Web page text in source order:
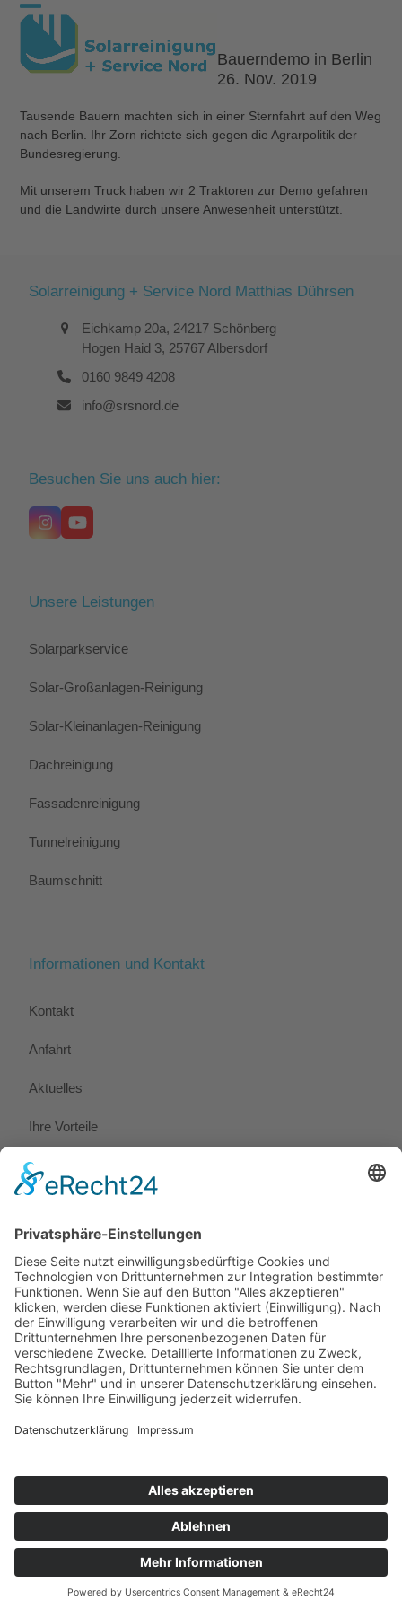
Skip
Open
mobile
Close
mobile
Bauerndemo in Berlin
26. Nov. 2019
Tausende Bauern machten sich in einer Sternfahrt auf den Weg
nach Berlin. Ihr Zorn richtete sich gegen die Agrarpolitik der
Bundesregierung.
Mit unserem Truck haben wir 2 Traktoren zur Demo gefahren
und die Landwirte durch unsere Anwesenheit unterstützt.
Solarreinigung + Service Nord Matthias Dührsen
Eichkamp 20a, 24217 Schönberg
Hogen Haid 3, 25767 Albersdorf
0160 9849 4208
info@srsnord.de
Besuchen Sie uns auch hier:
Instagram
YouTube
Unsere Leistungen
Solarparkservice
Solar-Großanlagen-Reinigung
Solar-Kleinanlagen-Reinigung
Dachreinigung
Fassadenreinigung
Tunnelreinigung
Baumschnitt
Informationen und Kontakt
Kontakt
Anfahrt
Aktuelles
Ihre Vorteile
Referenzen
Stellenangebote
Rechtliches
Impressum
Privatsphäre-Einstellungen
Cookie-Einstellungen